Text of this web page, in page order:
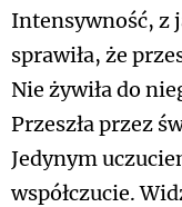
Intensywność, z
sprawiła, że
Nie żywiła do
Przeszła przez
Jedynym
współczucie.